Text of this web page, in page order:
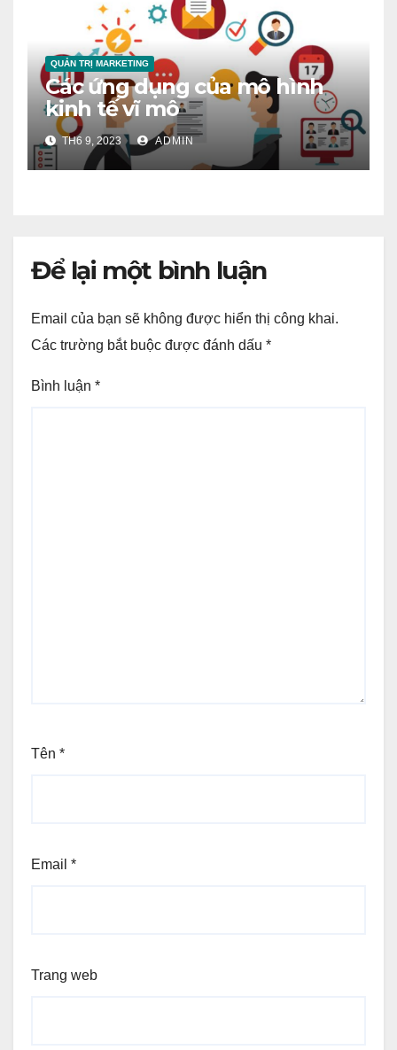
QUẢN TRỊ MARKETING
Các ứng dụng của mô hình
kinh tế vĩ mô
TH6 9, 2023 ADMIN
Để lại một bình luận
Email của bạn sẽ không được hiển thị công khai.
Các trường bắt buộc được đánh dấu *
Bình luận *
Tên *
Email *
Trang web